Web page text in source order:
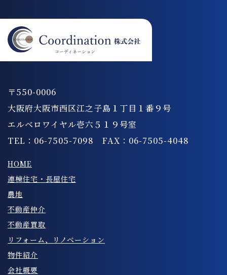
〒550-0006
大阪府大阪市西区江之子島１丁目１番９号
エルベロワイヤル壱六５１９号室
TEL：06-7505-7098 FAX：06-7505-4048
HOME
連棟住宅・長屋住宅
農地
不動産仲介
不動産買取
リフォーム、リノベーション
物件紹介
会社概要